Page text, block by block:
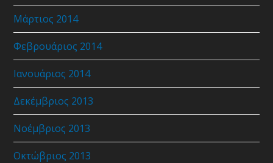
Μάρτιος 2014
Φεβρουάριος 2014
Ιανουάριος 2014
Δεκέμβριος 2013
Νοέμβριος 2013
Οκτώβριος 2013